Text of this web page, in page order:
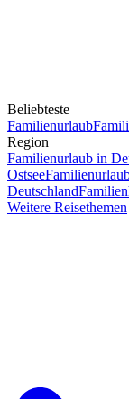
Beliebteste
Familienurlaub
Region
Familienurlaub in
Ostsee
Deutschland
Weitere Reisethemen